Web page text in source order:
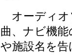
オーディオ
曲、ナビ機
や施設名を